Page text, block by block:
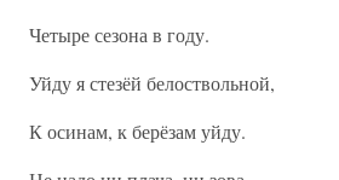
Четыре сезона в году.
Уйду я стезёй белоствольной,
К осинам, к берёзам уйду.